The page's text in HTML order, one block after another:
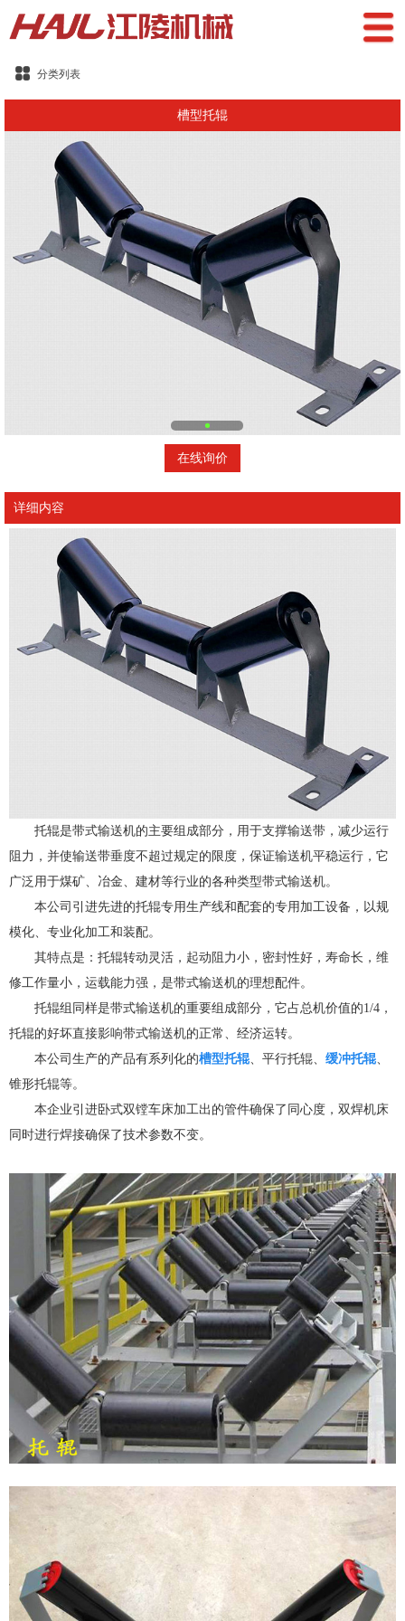
分类列表
槽型托辊
在线询价
详细内容
托辊是带式输送机的主要组成部分，用于支撑输送带，减少运行
阻力，并使输送带垂度不超过规定的限度，保证输送机平稳运行，它
广泛用于煤矿、冶金、建材等行业的各种类型带式输送机。
本公司引进先进的托辊专用生产线和配套的专用加工设备，以规
模化、专业化加工和装配。
其特点是：托辊转动灵活，起动阻力小，密封性好，寿命长，维
修工作量小，运载能力强，是带式输送机的理想配件。
托辊组同样是带式输送机的重要组成部分，它占总机价值的1/4，
托辊的好坏直接影响带式输送机的正常、经济运转。
本公司生产的产品有系列化的槽型托辊、平行托辊、 缓冲托辊、
锥形托辊等。
本企业引进卧式双镗车床加工出的管件确保了同心度，双焊机床
同时进行焊接确保了技术参数不变。